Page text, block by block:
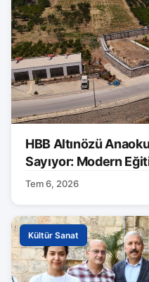
HBB Altınözü
Sayıyor: Modern
Tem 6, 2026
Kültür Sanat